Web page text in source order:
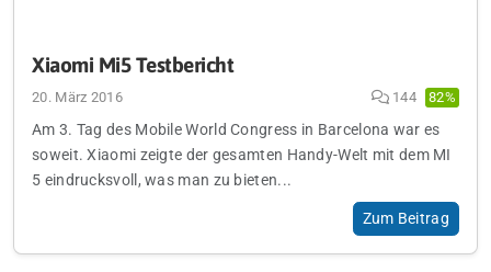
Xiaomi Mi5 Testbericht
20. März 2016 144 82%
Am 3. Tag des Mobile World Congress in Barcelona war es
soweit. Xiaomi zeigte der gesamten Handy-Welt mit dem MI
5 eindrucksvoll, was man zu bieten...
Zum Beitrag